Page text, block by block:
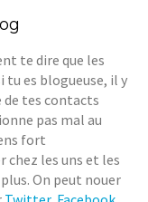
te dire que les
tu es blogueuse, il y
de tes contacts
pas mal au
fort
chez les uns et les
On peut nouer